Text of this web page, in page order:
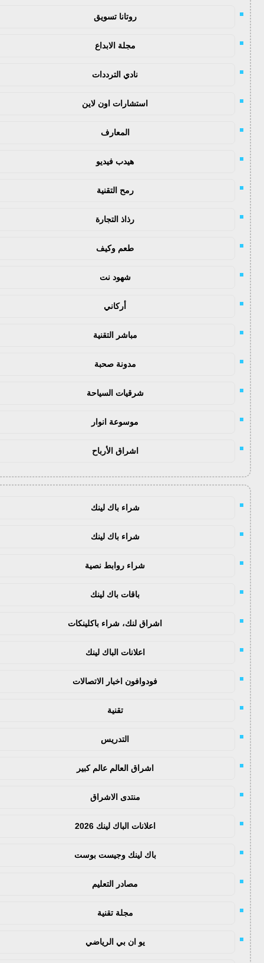
روتانا تسويق
مجلة الابداع
نادي الترددات
استشارات اون لاين
المعارف
هيدب فيديو
رمح التقنية
رذاذ التجارة
طعم وكيف
شهود نت
أركاني
مباشر التقنية
مدونة صحبة
شرقيات السياحة
موسوعة انوار
اشراق الأرباح
شراء باك لينك
شراء باك لينك
شراء روابط نصية
باقات باك لينك
اشراق لنك، شراء باكلينكات
اعلانات الباك لينك
فودوافون اخبار الاتصالات
تقنية
التدريس
اشراق العالم عالم كبير
منتدى الاشراق
اعلانات الباك لينك 2026
باك لينك وجيست بوست
مصادر التعليم
مجلة تقنية
يو ان بي الرياضي